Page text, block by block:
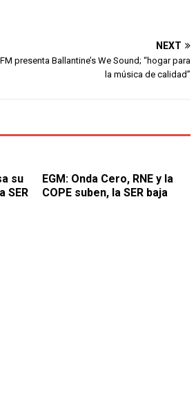
NEXT
presenta Ballantine’s We Sound; “hogar para
la música de calidad”
su
SER
EGM: Onda Cero, RNE y la
COPE suben, la SER baja